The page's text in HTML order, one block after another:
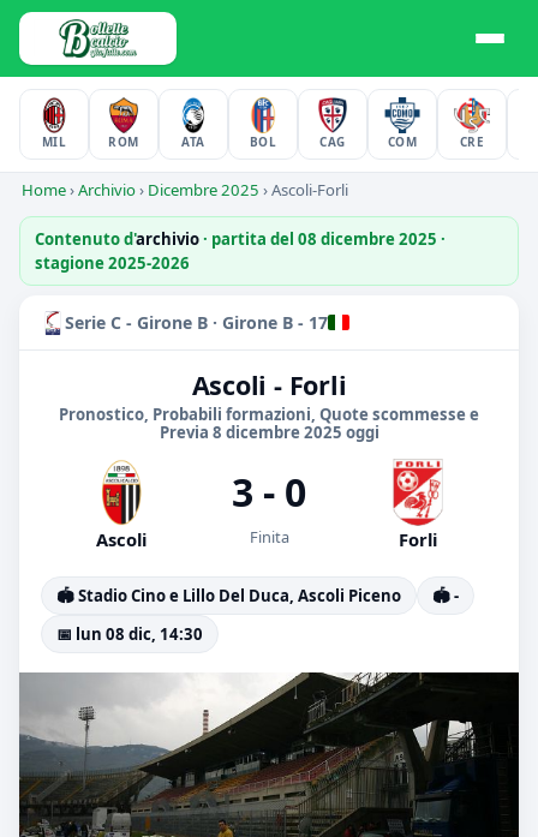
MIL ROM ATA BOL CAG COM CRE
Home›Archivio› Dicembre 2025 ›Ascoli-Forli
Contenuto d'archivio· partita del 08 dicembre 2025 ·
stagione 2025-2026
Serie C - Girone B · Girone B - 17
Ascoli - Forli
Pronostico, Probabili formazioni, Quote scommesse e
Previa 8 dicembre 2025 oggi
Ascoli
3 - 0
Finita Forli
🏟️ Stadio Cino e Lillo Del Duca, Ascoli Piceno
🏟️ -
📅 lun 08 dic, 14:30